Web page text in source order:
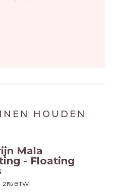
HOUDEN
Mala
- Floating
21% BTW